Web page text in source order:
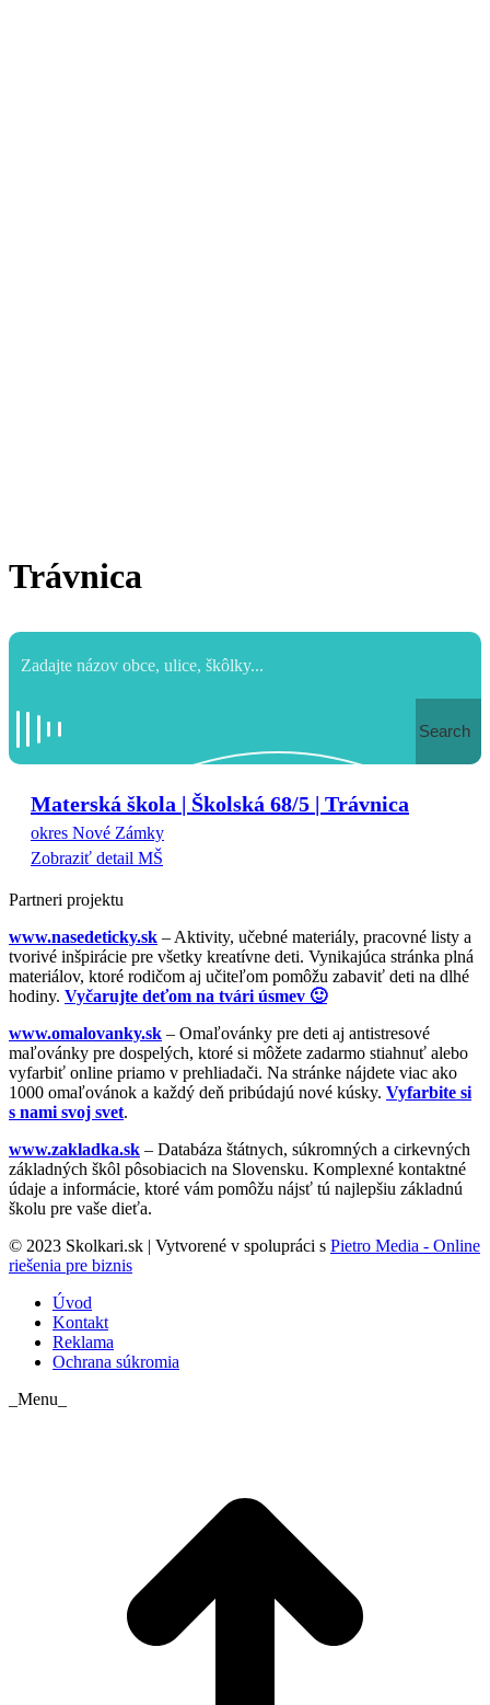
Trávnica
Search
Materská škola | Školská 68/5 | Trávnica
okres Nové Zámky
Zobraziť detail MŠ
Partneri projektu
www.nasedeticky.sk – Aktivity, učebné materiály, pracovné listy a
tvorivé inšpirácie pre všetky kreatívne deti. Vynikajúca stránka plná
materiálov, ktoré rodičom aj učiteľom pomôžu zabaviť deti na dlhé
hodiny. Vyčarujte deťom na tvári úsmev 🙂
www.omalovanky.sk – Omaľovánky pre deti aj antistresové
maľovánky pre dospelých, ktoré si môžete zadarmo stiahnuť alebo
vyfarbiť online priamo v prehliadači. Na stránke nájdete viac ako
1000 omaľovánok a každý deň pribúdajú nové kúsky. Vyfarbite si
s nami svoj svet.
www.zakladka.sk – Databáza štátnych, súkromných a cirkevných
základných škôl pôsobiacich na Slovensku. Komplexné kontaktné
údaje a informácie, ktoré vám pomôžu nájsť tú najlepšiu základnú
školu pre vaše dieťa.
© 2023 Skolkari.sk | Vytvorené v spolupráci s Pietro Media - Online
riešenia pre biznis
Úvod
Kontakt
Reklama
Ochrana súkromia
_Menu_